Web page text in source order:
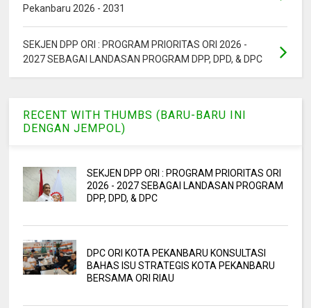
Pekanbaru 2026 - 2031
SEKJEN DPP ORI : PROGRAM PRIORITAS ORI 2026 -
2027 SEBAGAI LANDASAN PROGRAM DPP, DPD, & DPC
RECENT WITH THUMBS (BARU-BARU INI
DENGAN JEMPOL)
SEKJEN DPP ORI : PROGRAM PRIORITAS ORI
2026 - 2027 SEBAGAI LANDASAN PROGRAM
DPP, DPD, & DPC
DPC ORI KOTA PEKANBARU KONSULTASI
BAHAS ISU STRATEGIS KOTA PEKANBARU
BERSAMA ORI RIAU